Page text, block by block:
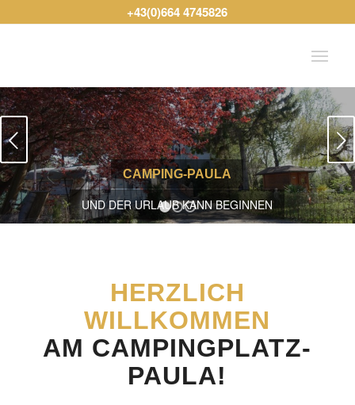
+43(0)664 4745826
CAMPING-PAULA
UND DER URLAUB KANN BEGINNEN
Weiter
1 2 3
HERZLICH
WILLKOMMEN
AM CAMPINGPLATZ-
PAULA!